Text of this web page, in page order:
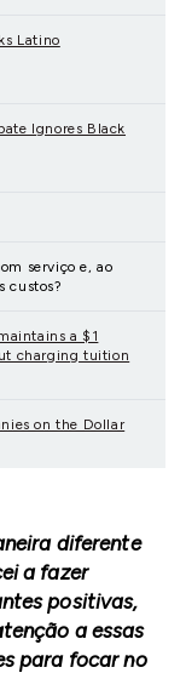
Latino
Ignores Black
serviço e, ao
custos?
a $1
charging tuition
on the Dollar
diferente
a fazer
positivas,
a essas
para focar no